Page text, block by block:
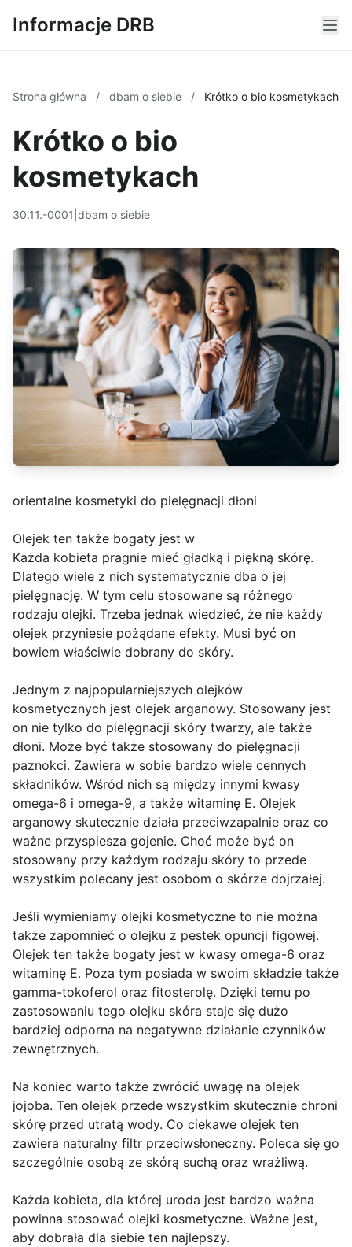
Informacje DRB
Strona główna / dbam o siebie / Krótko o bio kosmetykach
Krótko o bio
kosmetykach
30.11.-0001 dbam o siebie
orientalne kosmetyki do pielęgnacji dłoni
Olejek ten także bogaty jest w
Każda kobieta pragnie mieć gładką i piękną skórę.
Dlatego wiele z nich systematycznie dba o jej
pielęgnację. W tym celu stosowane są różnego
rodzaju olejki. Trzeba jednak wiedzieć, że nie każdy
olejek przyniesie pożądane efekty. Musi być on
bowiem właściwie dobrany do skóry.
Jednym z najpopularniejszych olejków
kosmetycznych jest olejek arganowy. Stosowany jest
on nie tylko do pielęgnacji skóry twarzy, ale także
dłoni. Może być także stosowany do pielęgnacji
paznokci. Zawiera w sobie bardzo wiele cennych
składników. Wśród nich są między innymi kwasy
omega-6 i omega-9, a także witaminę E. Olejek
arganowy skutecznie działa przeciwzapalnie oraz co
ważne przyspiesza gojenie. Choć może być on
stosowany przy każdym rodzaju skóry to przede
wszystkim polecany jest osobom o skórze dojrzałej.
Jeśli wymieniamy olejki kosmetyczne to nie można
także zapomnieć o olejku z pestek opuncji figowej.
Olejek ten także bogaty jest w kwasy omega-6 oraz
witaminę E. Poza tym posiada w swoim składzie także
gamma-tokoferol oraz fitosterolę. Dzięki temu po
zastosowaniu tego olejku skóra staje się dużo
bardziej odporna na negatywne działanie czynników
zewnętrznych.
Na koniec warto także zwrócić uwagę na olejek
jojoba. Ten olejek przede wszystkim skutecznie chroni
skórę przed utratą wody. Co ciekawe olejek ten
zawiera naturalny filtr przeciwsłoneczny. Poleca się go
szczególnie osobą ze skórą suchą oraz wrażliwą.
Każda kobieta, dla której uroda jest bardzo ważna
powinna stosować olejki kosmetyczne. Ważne jest,
aby dobrała dla siebie ten najlepszy.